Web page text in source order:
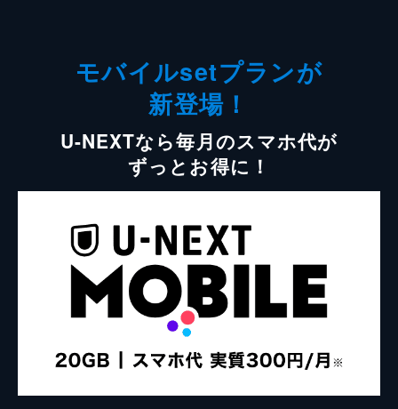
モバイルsetプランが
新登場！
U-NEXTなら毎月のスマホ代が
ずっとお得に！